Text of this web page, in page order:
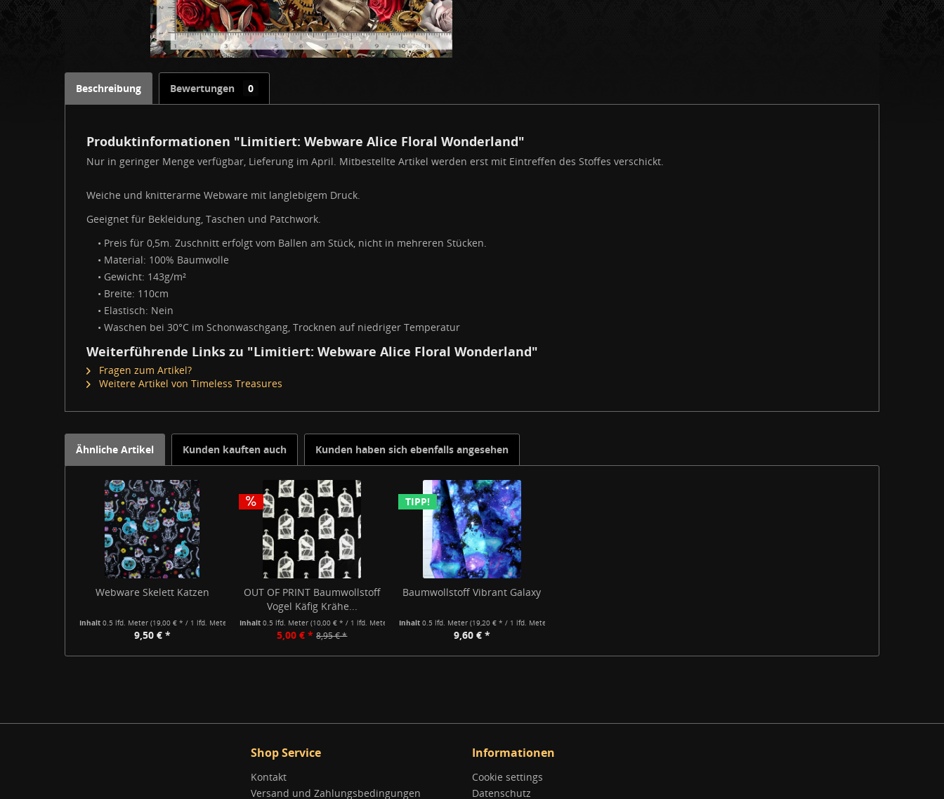
Beschreibung Bewertungen 0
Produktinformationen "Limitiert: Webware Alice Floral Wonderland"
Nur in geringer Menge verfügbar, Lieferung im April. Mitbestellte Artikel werden erst mit Eintreffen des Stoffes verschickt.
Weiche und knitterarme Webware mit langlebigem Druck.
Geeignet für Bekleidung, Taschen und Patchwork.
• Preis für 0,5m. Zuschnitt erfolgt vom Ballen am Stück, nicht in mehreren Stücken.
• Material: 100% Baumwolle
• Gewicht: 143g/m²
• Breite: 110cm
• Elastisch: Nein
• Waschen bei 30°C im Schonwaschgang, Trocknen auf niedriger Temperatur
Weiterführende Links zu "Limitiert: Webware Alice Floral Wonderland"
Fragen zum Artikel?
Weitere Artikel von Timeless Treasures
Ähnliche Artikel Kunden kauften auch Kunden haben sich ebenfalls angesehen
Webware Skelett Katzen
Inhalt 0.5 lfd. Meter (19,00 € * / 1 lfd. Meter)
9,50 € *
OUT OF PRINT Baumwollstoff
Vogel Käfig Krähe...
Inhalt 0.5 lfd. Meter (10,00 € * / 1 lfd. Meter)
5,00 € * 8,95 € *
TIPP!
Baumwollstoff Vibrant Galaxy
Inhalt0.5 lfd. Meter(19,20 € * / 1 lfd. Meter)
9,60 € *
Shop Service
Kontakt
Versand und Zahlungsbedingungen
Informationen
Cookie settings
Datenschutz